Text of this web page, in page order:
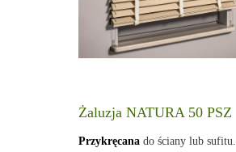
Żaluzja NATURA 50 PSZ
Przykręcanado ściany lub sufitu.